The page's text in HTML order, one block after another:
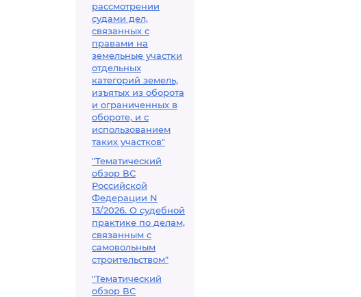
рассмотрении
судами дел,
связанных с
правами на
земельные участки
отдельных
категорий земель,
изъятых из оборота
и ограниченных в
обороте, и с
использованием
таких участков"
"Тематический
обзор ВС
Российской
Федерации N
13/2026. О судебной
практике по делам,
связанным с
самовольным
строительством"
"Тематический
обзор ВС